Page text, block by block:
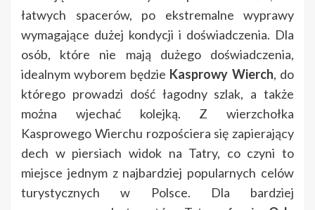
łatwych spacerów, po ekstremalne wyprawy
wymagające dużej kondycji i doświadczenia. Dla
osób, które nie mają dużego doświadczenia,
idealnym wyborem będzie Kasprowy Wierch, do
którego prowadzi dość łagodny szlak, a także
można wjechać kolejką. Z wierzchołka
Kasprowego Wierchu rozpościera się zapierający
dech w piersiach widok na Tatry, co czyni to
miejsce jednym z najbardziej popularnych celów
turystycznych w Polsce. Dla bardziej